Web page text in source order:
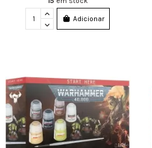
Adicionar